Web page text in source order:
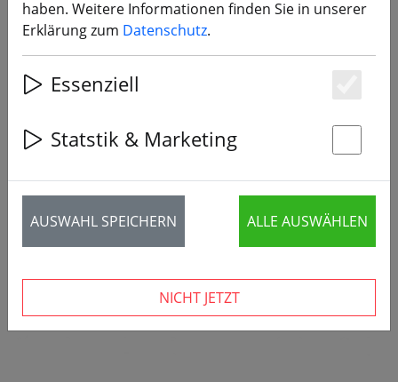
25% SPAREN
haben. Weitere Informationen finden Sie in unserer
Erklärung zum Datenschutz.
Essenziell
Statstik & Marketing
AUSWAHL SPEICHERN ALLE AUSWÄHLEN
NICHT JETZT